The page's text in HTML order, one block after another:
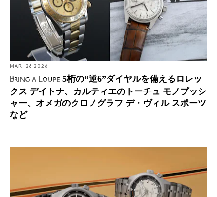
MAR. 28 2026
Bring a Loupe 5桁の“逆6”ダイヤルを備えるロレッ
クス デイトナ、カルティエのトーチュ モノプッシ
ャー、オメガのクロノグラフ デ・ヴィル スポーツ
など